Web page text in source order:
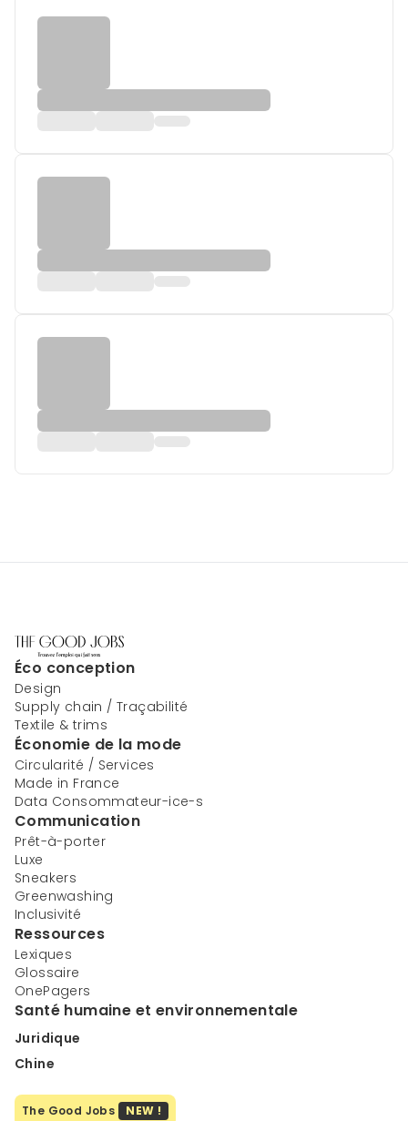
Éco conception
Design
Supply chain / Traçabilité
Textile & trims
Économie de la mode
Circularité / Services
Made in France
Data Consommateur-ice-s
Communication
Prêt-à-porter
Luxe
Sneakers
Greenwashing
Inclusivité
Ressources
Lexiques
Glossaire
OnePagers
Santé humaine et environnementale
Juridique
Chine
The Good Jobs NEW !